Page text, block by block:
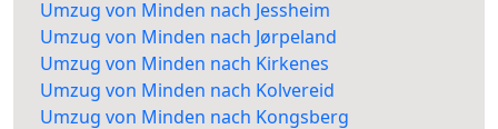
Umzug von Minden nach Jessheim
Umzug von Minden nach Jørpeland
Umzug von Minden nach Kirkenes
Umzug von Minden nach Kolvereid
Umzug von Minden nach Kongsberg